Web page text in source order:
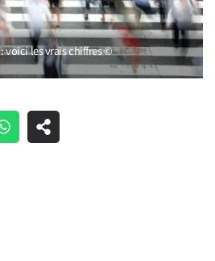
voici les vrais chiffres ©